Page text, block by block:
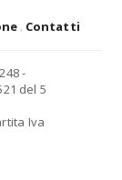
Contatti
-
del 5
Iva